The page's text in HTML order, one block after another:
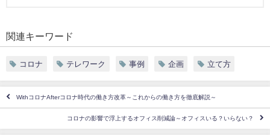
関連キーワード
コロナ テレワーク 事例 企画 立て方
WithコロナAfterコロナ時代の働き方改革～これからの働き方を徹底解説～
コロナの影響で浮上するオフィス削減論～オフィスいる？いらない？